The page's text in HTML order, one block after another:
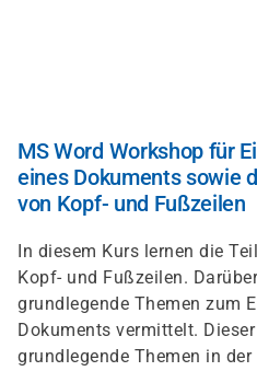
MS Word Workshop für
eines Dokuments sowie
von Kopf- und Fußzeilen
In diesem Kurs lernen die
Kopf- und Fußzeilen.
grundlegende Themen zum
Dokuments vermittelt.
grundlegende Themen in